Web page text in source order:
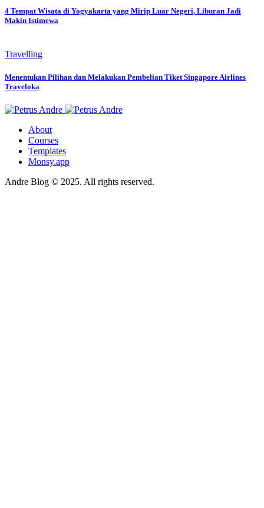
4 Tempat Wisata di Yogyakarta yang Mirip Luar Negeri, Liburan Jadi
Makin Istimewa
Travelling
Menentukan Pilihan dan Melakukan Pembelian Tiket Singapore Airlines
Traveloka
About
Courses
Templates
Monsy.app
Andre Blog © 2025. All rights reserved.